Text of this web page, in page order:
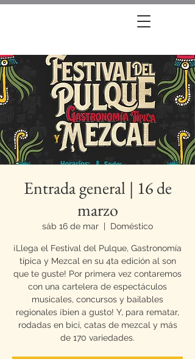
Entrada general | 16 de
marzo
sáb 16 de mar
  |
Doméstico
¡Llega el Festival del Pulque, Gastronomía
típica y Mezcal en su 4ta edición al son
que te guste! Por primera vez contaremos
con una cartelera de espectáculos
musicales, concursos y bailables
regionales ¡bien a gusto! Y, para rematar,
rodadas en bici, catas de mezcal y más
de 170 variedades.